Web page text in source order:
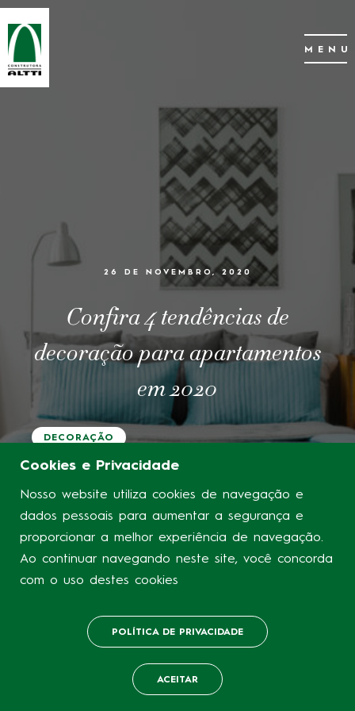
Cookies e Privacidade
Nosso website utiliza cookies de navegação e
dados pessoais para aumentar a segurança e
proporcionar a melhor experiência de navegação.
Ao continuar navegando neste site, você concorda
com o uso destes cookies
POLÍTICA DE PRIVACIDADE
ACEITAR
MENU
26 DE NOVEMBRO, 2020
Confira 4 tendências de
decoração para apartamentos
em 2020
DECORAÇÃO